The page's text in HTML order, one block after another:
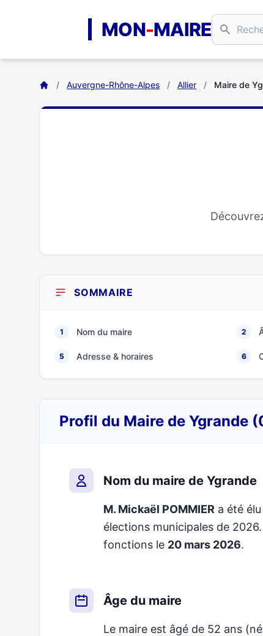
MON-MAIRE
/ Auvergne-Rhône-Alpes / Allier / Maire de
SOMMAIRE
1 Nom du maire 2
5 Adresse & horaires 6
Profil du Maire de Ygrande
Nom du maire de Ygrande
M. Mickaël POMMIER a été
élections municipales de
fonctions le 20 mars 2026.
Âge du maire
Le maire est âgé de 52 ans